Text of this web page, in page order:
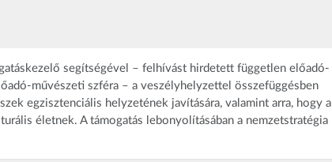
segítségével – felhívást hirdetett független előadó-
művészeti szféra – a veszélyhelyzettel összefüggésben
egzisztenciális helyzetének javítására, valamint arra, hogy a
életnek. A támogatás lebonyolításában a nemzetstratégia